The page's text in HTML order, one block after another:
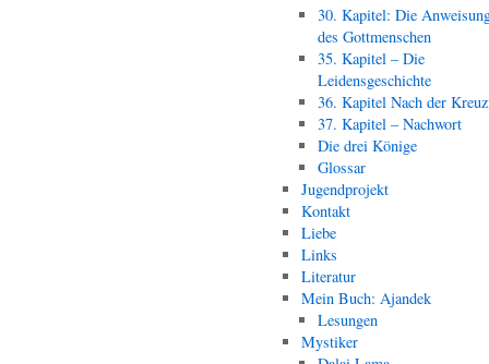
30. Kapitel: Die
des Gottmenschen
35. Kapitel – Die
Leidensgeschichte
36. Kapitel Nach der
37. Kapitel – Nachwort
Die drei Könige
Glossar
Jugendprojekt
Kontakt
Liebe
Links
Literatur
Mein Buch: Ajandek
Lesungen
Mystiker